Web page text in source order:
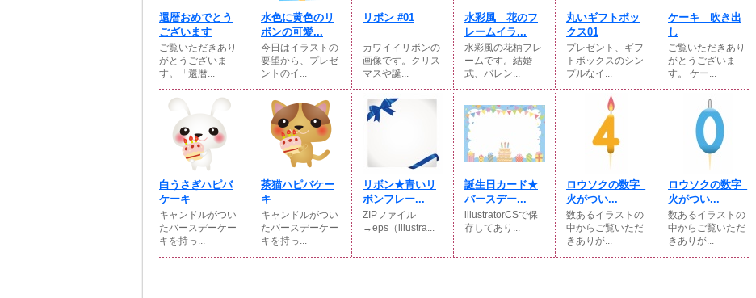
還暦おめでとう
ございます
ご覧いただきあり
がとうございま
す。「還暦...
水色に黄色のリ
ボンの可愛...
今日はイラストの
要望から、プレゼ
ントのイ...
リボン #01
カワイイリボンの
画像です。クリス
マスや誕...
水彩風 花のフ
レームイラ...
水彩風の花柄フレ
ームです。結婚
式、バレン...
丸いギフトボッ
クス01
プレゼント、ギフ
トボックスのシン
プルなイ...
ケーキ 吹き出
し
ご覧いただきあり
がとうございま
す。 ケー...
白うさぎハピバ
ケーキ
キャンドルがつい
たバースデーケー
キを持っ...
茶猫ハピバケー
キ
キャンドルがつい
たバースデーケー
キを持っ...
リボン★青いリ
ボンフレー...
ZIPファイル
→eps（illustra...
誕生日カード★
バースデー...
illustratorCSで保
存してあり...
ロウソクの数字_
火がつい...
数あるイラストの
中からご覧いただ
きありが...
ロウソクの数字_
火がつい...
数あるイラストの
中からご覧いただ
きありが...